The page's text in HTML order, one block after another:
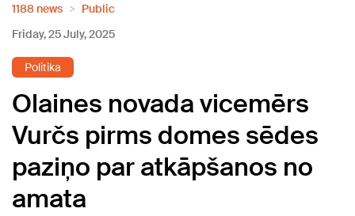
1188 news
Public
Friday, 25 July, 2025
Politika
Olaines novada vicemērs
Vurčs pirms domes sēdes
paziņo par atkāpšanos no
amata